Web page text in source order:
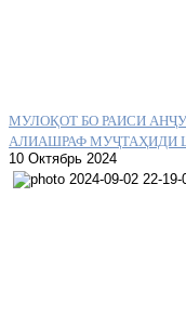
МУЛОҚОТ БО РАИСИ
АЛИАШРАФ МУҶТАҲИДИ
10 Октябрь 2024